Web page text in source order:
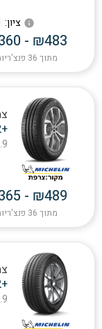
:ציון info
- ₪483
מתוך 36 פנצ'ריות
- ₪489
מתוך 36 פנצ'ריות